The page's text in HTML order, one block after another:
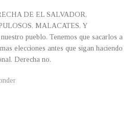
DE EL SALVADOR,
MALACATES, Y
pueblo. Tenemos que sacarlos a
elecciones antes que sigan haciendo
Derecha no.